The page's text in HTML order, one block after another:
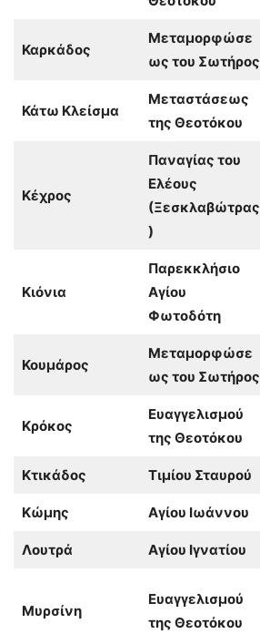
Καρκάδος
Μεταμορφώσε
ως του Σωτήρος
Κάτω Κλείσμα
Μεταστάσεως
της Θεοτόκου
Κέχρος
Παναγίας του
Ελέους
(Ξεσκλαβώτρας
)
Κιόνια
Παρεκκλήσιο
Αγίου
Φωτοδότη
Κουμάρος
Μεταμορφώσε
ως του Σωτήρος
Κρόκος
Ευαγγελισμού
της Θεοτόκου
Κτικάδος Τιμίου Σταυρού
Κώμης Αγίου Ιωάννου
Λουτρά Αγίου Ιγνατίου
Μυρσίνη
Ευαγγελισμού
της Θεοτόκου